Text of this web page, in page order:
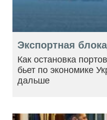
Экспортная
Как остановка
бьет по экономике
дальше